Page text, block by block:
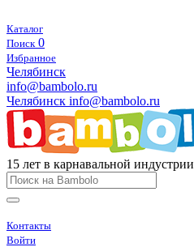
Каталог
Поиск 0
Избранное
Челябинск
info@bambolo.ru
Челябинск info@bambolo.ru
15 лет в карнавальной индустрии
Контакты
Войти